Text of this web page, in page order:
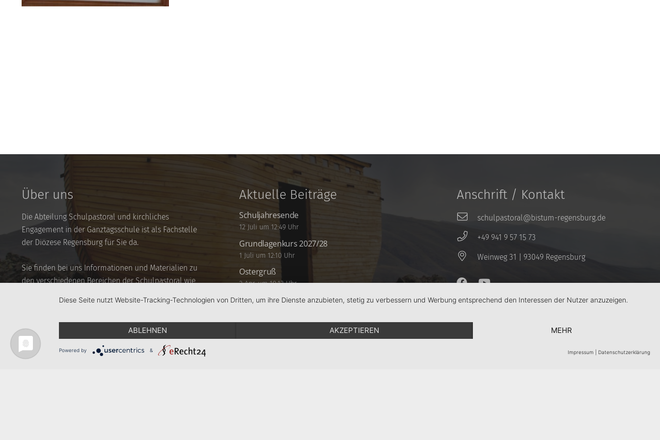
Über uns
Die Abteilung Schulpastoral und kirchliches
Engagement in der Ganztagsschule ist als Fachstelle
der Diözese Regensburg für Sie da.
Sie finden bei uns Informationen und Materialien zu
den verschiedenen Bereichen der Schulpastoral wie
Aktuelle Beiträge
Schuljahresende
12 Juli um 12:49 Uhr
Grundlagenkurs 2027/28
1 Juli um 12:10 Uhr
Ostergruß
2 Apr. um 10:13 Uhr
Anschrift / Kontakt
schulpastoral@bistum-regensburg.de
+49 941 9 57 15 73
Weinweg 31 | 93049 Regensburg
Bistum Regensburg Ganztagsschule Hauptabteilung Schule Impressum
Diese Seite nutzt Website-Tracking-Technologien von Dritten, um ihre Dienste anzubieten, stetig zu verbessern und Werbung entsprechend den Interessen der Nutzer anzuzeigen.
ABLEHNEN AKZEPTIEREN MEHR
Powered by & Impressum Datenschutzerklärung